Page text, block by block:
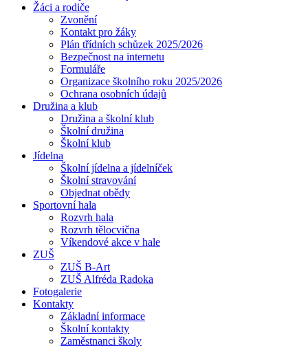
Žáci a rodiče
Zvonění
Kontakt pro žáky
Plán třídních schůzek 2025/2026
Bezpečnost na internetu
Formuláře
Organizace školního roku 2025/2026
Ochrana osobních údajů
Družina a klub
Družina a školní klub
Školní družina
Školní klub
Jídelna
Školní jídelna a jídelníček
Školní stravování
Objednat obědy
Sportovní hala
Rozvrh hala
Rozvrh tělocvična
Víkendové akce v hale
ZUŠ
ZUŠ B-Art
ZUŠ Alfréda Radoka
Fotogalerie
Kontakty
Základní informace
Školní kontakty
Zaměstnanci školy